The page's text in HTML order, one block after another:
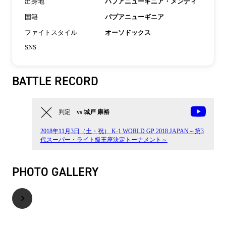
出身地 パプアニューギニア・メンディ
国籍 パプアニューギニア
ファイトスタイル オーソドックス
SNS
BATTLE RECORD
判定 vs 城戸 康裕
2018年11月3日（土・祝） K-1 WORLD GP 2018 JAPAN～第3
代スーパー・ライト級王座決定トーナメント～
PHOTO GALLERY